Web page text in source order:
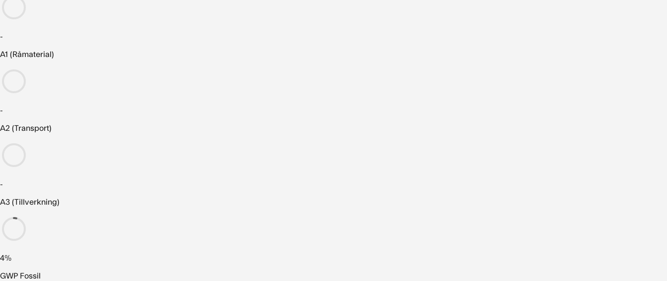
-
A1 (Råmaterial)
-
A2 (Transport)
-
A3 (Tillverkning)
4%
GWP Fossil